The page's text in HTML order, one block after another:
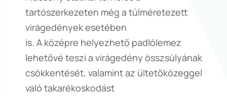
tartószerkezeten még a túlméretezett
virágedények esetében
is. A középre helyezhető padlólemez
lehetővé teszi a virágedény összsúlyának
csökkentését, valamint az ültetőközeggel
való takarékoskodást